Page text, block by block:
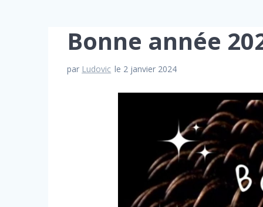
Bonne année
par Ludovic le 2 janvier 2024